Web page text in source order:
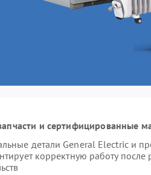
и сертифицированные
детали General Electric и
корректную работу